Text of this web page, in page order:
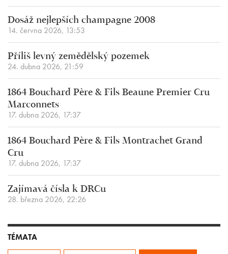
Dosáž nejlepších champagne 2008
14. června 2026, 13:53
Příliš levný zemědělský pozemek
24. dubna 2026, 21:59
1864 Bouchard Père & Fils Beaune Premier Cru
Marconnets
17. dubna 2026, 17:37
1864 Bouchard Père & Fils Montrachet Grand
Cru
17. dubna 2026, 17:37
Zajímavá čísla k DRCu
28. března 2026, 22:26
TÉMATA